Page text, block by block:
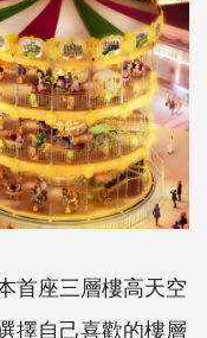
首座三層樓高天空
擇自己喜歡的樓層